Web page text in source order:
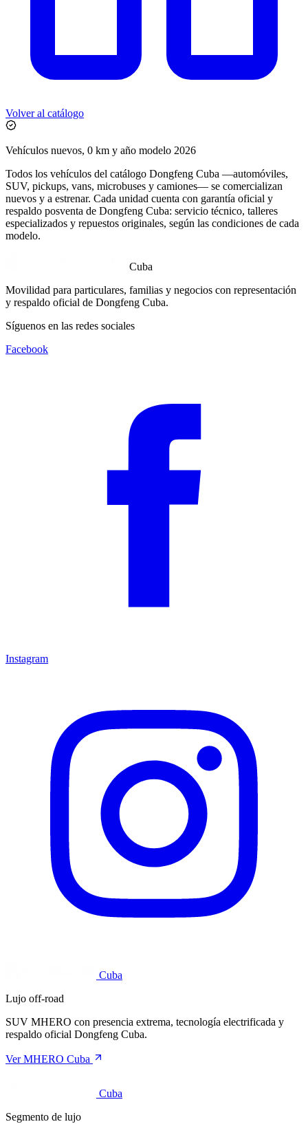
Volver al catálogo
Vehículos nuevos, 0 km y año modelo 2026
Todos los vehículos del catálogo Dongfeng Cuba —automóviles,
SUV, pickups, vans, microbuses y camiones— se comercializan
nuevos y a estrenar. Cada unidad cuenta con garantía oficial y
respaldo posventa de Dongfeng Cuba: servicio técnico, talleres
especializados y repuestos originales, según las condiciones de cada
modelo.
Cuba
Movilidad para particulares, familias y negocios con representación
y respaldo oficial de Dongfeng Cuba.
Síguenos en las redes sociales
Facebook
Instagram
Cuba
Lujo off-road
SUV MHERO con presencia extrema, tecnología electrificada y
respaldo oficial Dongfeng Cuba.
Ver MHERO Cuba
Cuba
Segmento de lujo